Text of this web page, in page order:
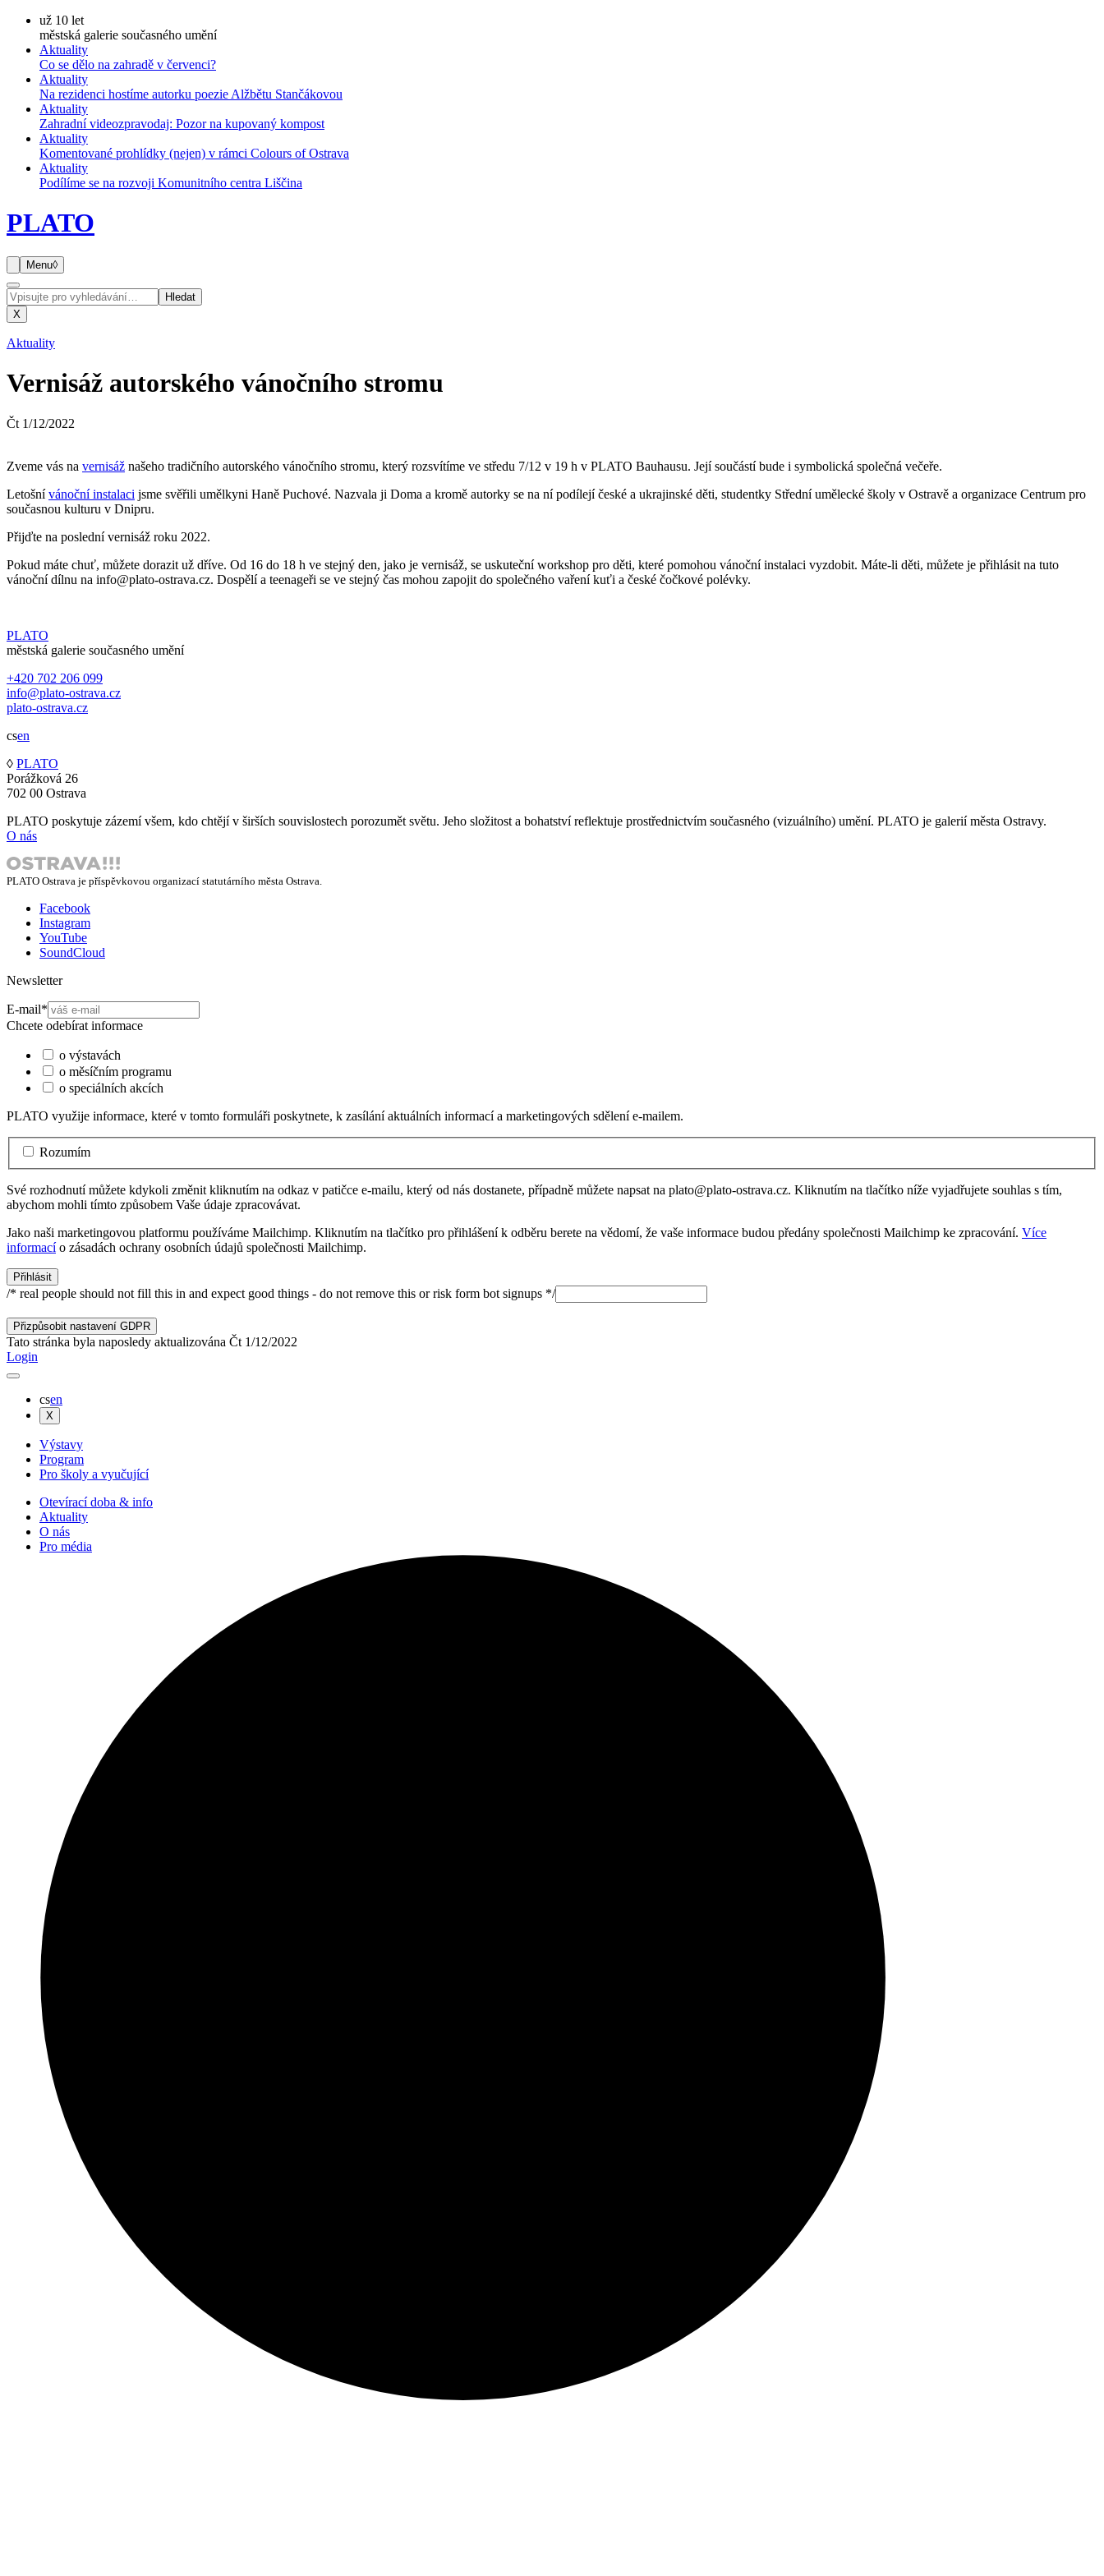
už 10 let
městská galerie současného umění
Aktuality
Co se dělo na zahradě v červenci?
Aktuality
Na rezidenci hostíme autorku poezie Alžbětu Stančákovou
Aktuality
Zahradní videozpravodaj: Pozor na kupovaný kompost
Aktuality
Komentované prohlídky (nejen) v rámci Colours of Ostrava
Aktuality
Podílíme se na rozvoji Komunitního centra Liščina
PLATO
Menu◊
Hledat
X
Aktuality
Vernisáž autorského vánočního stromu
Čt 1/12/2022
Zveme vás na vernisáž našeho tradičního autorského vánočního stromu, který rozsvítíme ve středu 7/12 v 19 h v PLATO Bauhausu. Její součástí bude i symbolická společná večeře.
Letošnívánoční instalaci jsme svěřili umělkyni Haně Puchové. Nazvala ji Doma a kromě autorky se na ní podílejí české a ukrajinské děti, studentky Střední umělecké školy v Ostravě a organizace Centrum pro
současnou kulturu v Dnipru.
Přijďte na poslední vernisáž roku 2022.
Pokud máte chuť, můžete dorazit už dříve. Od 16 do 18 h ve stejný den, jako je vernisáž, se uskuteční workshop pro děti, které pomohou vánoční instalaci vyzdobit. Máte-li děti, můžete je přihlásit na tuto
vánoční dílnu na info@plato-ostrava.cz. Dospělí a teenageři se ve stejný čas mohou zapojit do společného vaření kuťi a české čočkové polévky.
PLATO
městská galerie současného umění
+420 702 206 099
info@plato-ostrava.cz
plato-ostrava.cz
csen
◊ PLATO
Porážková 26
702 00 Ostrava
PLATO poskytuje zázemí všem, kdo chtějí v širších souvislostech porozumět světu. Jeho složitost a bohatství reflektuje prostřednictvím současného (vizuálního) umění. PLATO je galerií města Ostravy.
O nás
PLATO Ostrava je příspěvkovou organizací statutárního města Ostrava.
Facebook
Instagram
YouTube
SoundCloud
Newsletter
E-mail*
Chcete odebírat informace
o výstavách
o měsíčním programu
o speciálních akcích
PLATO využije informace, které v tomto formuláři poskytnete, k zasílání aktuálních informací a marketingových sdělení e-mailem.
Rozumím
Své rozhodnutí můžete kdykoli změnit kliknutím na odkaz v patičce e-mailu, který od nás dostanete, případně můžete napsat na plato@plato-ostrava.cz. Kliknutím na tlačítko níže vyjadřujete souhlas s tím,
abychom mohli tímto způsobem Vaše údaje zpracovávat.
Jako naši marketingovou platformu používáme Mailchimp. Kliknutím na tlačítko pro přihlášení k odběru berete na vědomí, že vaše informace budou předány společnosti Mailchimp ke zpracování. Více
informacío zásadách ochrany osobních údajů společnosti Mailchimp.
/* real people should not fill this in and expect good things - do not remove this or risk form bot signups */
Přizpůsobit nastavení GDPR
Tato stránka byla naposledy aktualizována Čt 1/12/2022
Login
csen
X
Výstavy
Program
Pro školy a vyučující
Otevírací doba & info
Aktuality
O nás
Pro média